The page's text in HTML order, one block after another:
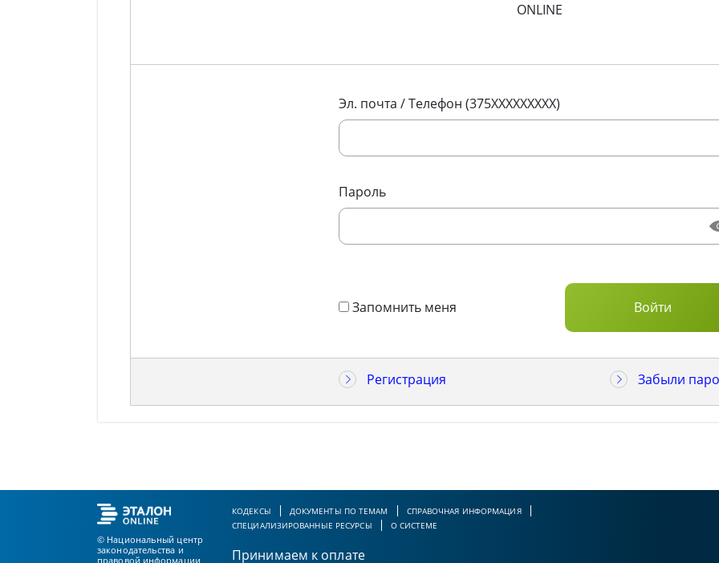
ONLINE
Эл. почта / Телефон (375XXXXXXXXX)
Пароль
Запомнить меня
Регистрация Забыли
© Национальный центр
законодательства и
правовой информации
КОДЕКСЫ ДОКУМЕНТЫ ПО ТЕМАМ
СПРАВОЧНАЯ ИНФОРМАЦИЯ
СПЕЦИАЛИЗИРОВАННЫЕ РЕСУРСЫ
О СИСТЕМЕ
Принимаем к оплате